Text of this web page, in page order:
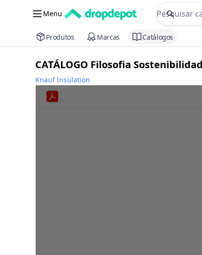
Menu
commerce
Produtos Marcas Catálogos
CATÁLOGO Filosofia
Knauf Insulation